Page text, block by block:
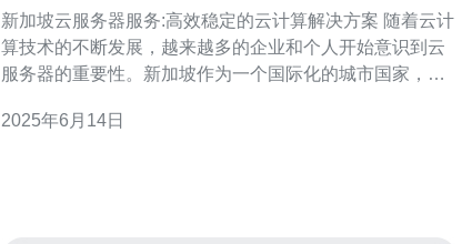
新加坡云服务器服务:高效稳定的云计算解决方案 随着云计
算技术的不断发展，越来越多的企业和个人开始意识到云
服务器的重要性。新加坡作为一个国际化的城市国家，拥
解决方案。本文将介绍新加坡云服务器服务的优势和特
2025年6月14日